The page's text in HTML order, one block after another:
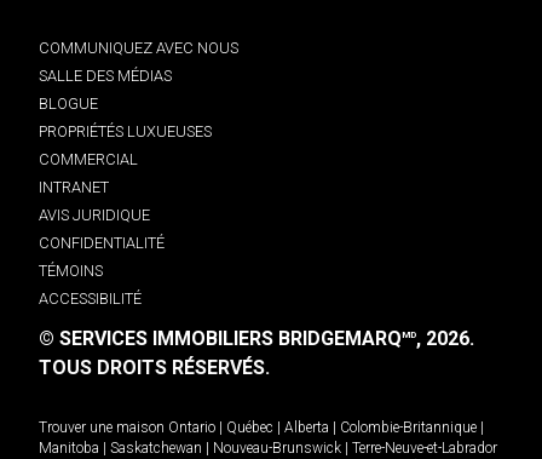
COMMUNIQUEZ AVEC NOUS
SALLE DES MÉDIAS
BLOGUE
PROPRIÉTÉS LUXUEUSES
COMMERCIAL
INTRANET
AVIS JURIDIQUE
CONFIDENTIALITÉ
TÉMOINS
ACCESSIBILITÉ
© SERVICES IMMOBILIERS BRIDGEMARQMD, 2026.
TOUS DROITS RÉSERVÉS.
Trouver une maison Ontario Québec Alberta Colombie-Britannique
Manitoba
Saskatchewan Nouveau-Brunswick
Terre-Neuve-et-Labrador